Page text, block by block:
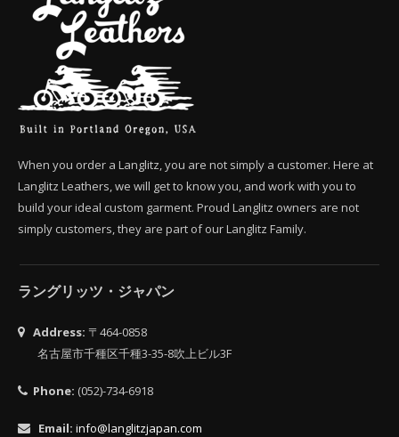
When you order a Langlitz, you are not simply a customer. Here at
Langlitz Leathers, we will get to know you, and work with you to
build your ideal custom garment. Proud Langlitz owners are not
simply customers, they are part of our Langlitz Family.
ラングリッツ・ジャパン
Address: 〒464-0858
名古屋市千種区千種3-35-8吹上ビル3F
Phone: (052)-734-6918
Email: info@langlitzjapan.com